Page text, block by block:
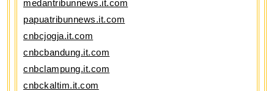
medantribunnews.it.com
papuatribunnews.it.com
cnbcjogja.it.com
cnbcbandung.it.com
cnbclampung.it.com
cnbckaltim.it.com